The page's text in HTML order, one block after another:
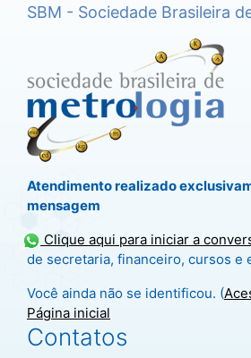
SBM - Sociedade Brasileira
Atendimento realizado
mensagem
Clique aqui para iniciar a
de secretaria, financeiro, cursos e
Você ainda não se identificou. (
Página inicial
Contatos